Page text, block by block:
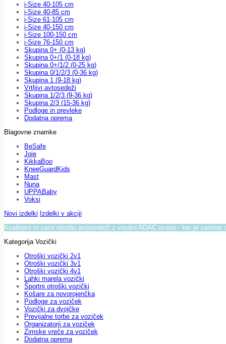
i-Size 40-105 cm
i-Size 40-85 cm
i-Size 61-105 cm
i-Size 40-150 cm
i-Size 100-150 cm
i-Size 76-150 cm
Skupina 0+ (0-13 kg)
Skupina 0+/1 (0-18 kg)
Skupina 0+/1/2 (0-25 kg)
Skupina 0/1/2/3 (0-36 kg)
Skupina 1 (9-18 kg)
Vrtljivi avtosedeži
Skupina 1/2/3 (9-36 kg)
Skupina 2/3 (15-36 kg)
Podloge in prevleke
Dodatna oprema
Blagovne znamke
BeSafe
Joie
KikkaBoo
KneeGuardKids
Mast
Nuna
UPPABaby
Voksi
Novi izdelki Izdelki v akciji
Kvalitetni in varni otroški avtosedeži z visoko ADAC oceno - ker je varnost
Kategorija Vozički
Otroški vozički 2v1
Otroški vozički 3v1
Otroški vozički 4v1
Lahki marela vozički
Športni otroški vozički
Košare za novorojenčka
Podloge za voziček
Vozički za dvojčke
Previjalne torbe za voziček
Organizatorji za voziček
Zimske vreče za voziček
Dodatna oprema